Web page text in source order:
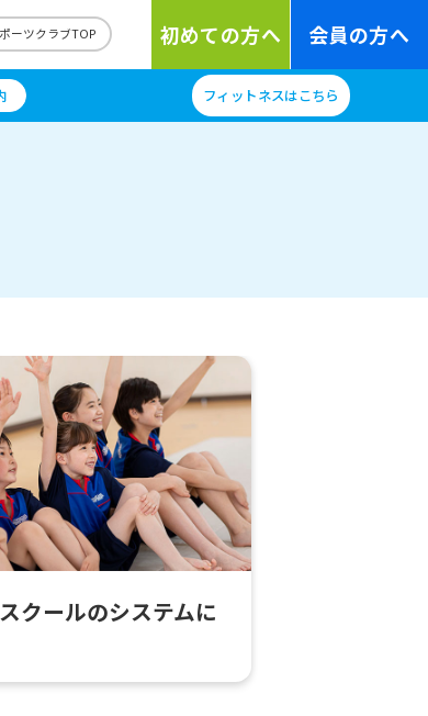
ーツクラブTOP 初めての方へ 会員の方へ
フィットネスはこちら
クールのシステムに